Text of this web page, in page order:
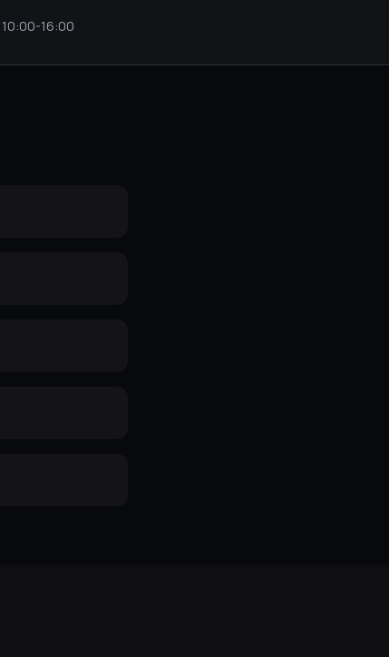
10:00-16:00